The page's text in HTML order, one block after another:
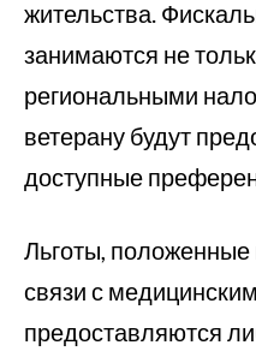
жительства.
занимаются не
региональными
ветерану будут
доступные
Льготы, положенные
связи с
предоставляются